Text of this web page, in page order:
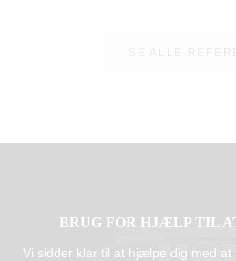
BRUG FOR HJÆLP TIL
Vi sidder klar til at hjælpe dig med at